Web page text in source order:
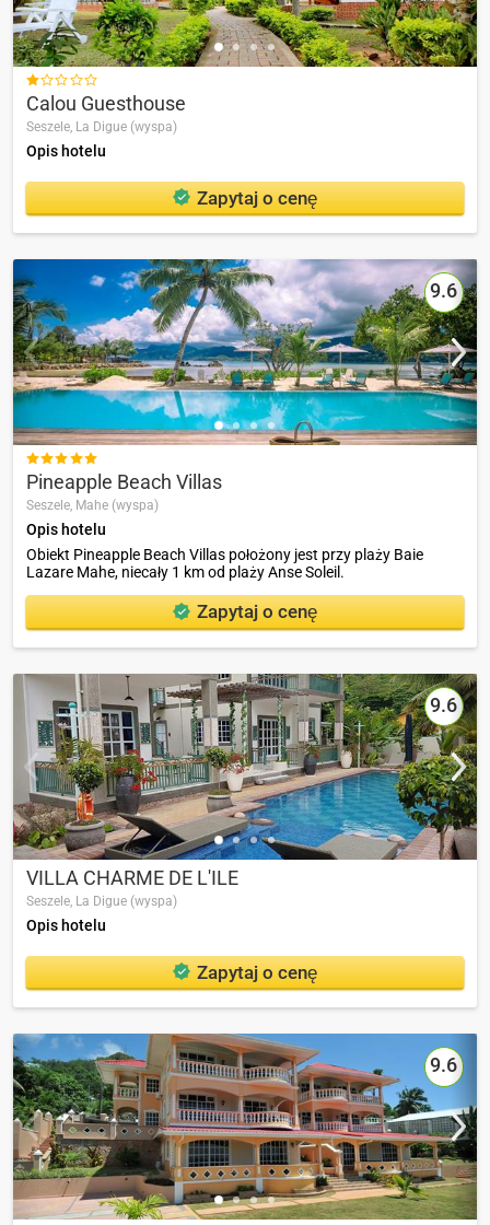

Calou Guesthouse
Seszele, La Digue (wyspa)
Opis hotelu
Zapytaj o cenę
9.6

Pineapple Beach Villas
Seszele, Mahe (wyspa)
Opis hotelu
Obiekt Pineapple Beach Villas położony jest przy plaży Baie
Lazare Mahe, niecały 1 km od plaży Anse Soleil.
Zapytaj o cenę
9.6
VILLA CHARME DE L'ILE
Seszele, La Digue (wyspa)
Opis hotelu
Zapytaj o cenę
9.6